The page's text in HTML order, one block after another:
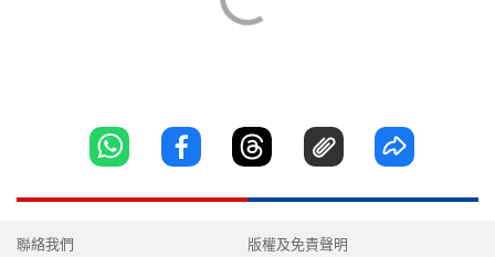
聯絡我們 版權及免責聲明